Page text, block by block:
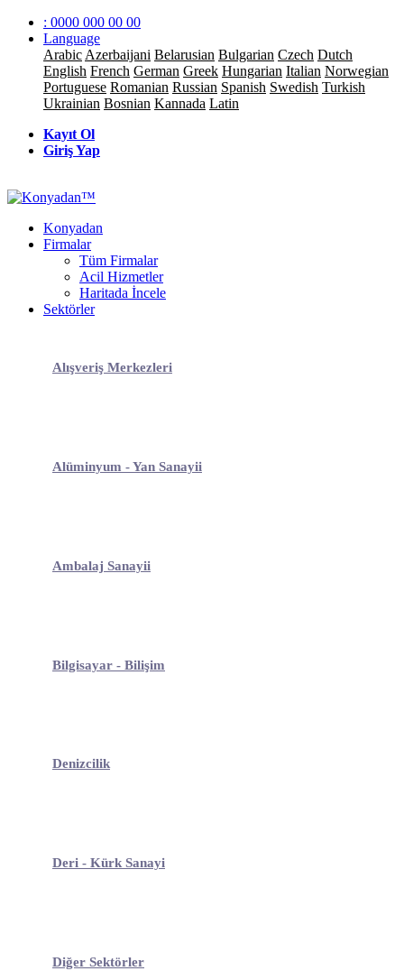
: 0000 000 00 00
Language
Arabic Azerbaijani Belarusian Bulgarian Czech Dutch
English French German Greek Hungarian Italian Norwegian
Portuguese Romanian Russian Spanish Swedish Turkish
Ukrainian Bosnian Kannada Latin
Kayıt Ol
Giriş Yap
Konyadan
Firmalar
Tüm Firmalar
Acil Hizmetler
Haritada İncele
Sektörler
Alışveriş Merkezleri
Alüminyum - Yan Sanayii
Ambalaj Sanayii
Bilgisayar - Bilişim
Denizcilik
Deri - Kürk Sanayi
Diğer Sektörler